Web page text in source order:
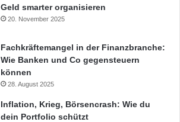
Geld smarter organisieren
20. November 2025
Fachkräftemangel in der Finanzbranche:
Wie Banken und Co gegensteuern
können
28. August 2025
Inflation, Krieg, Börsencrash: Wie du
dein Portfolio schützt